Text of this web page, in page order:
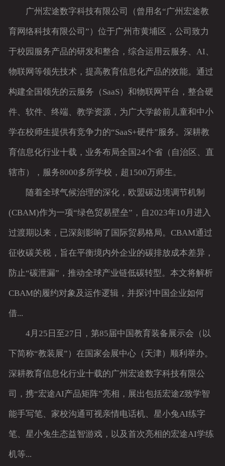
广州宏途数字科技有限公司（曾用名“广州宏途教
育网络科技有限公司”）位于广州市黄埔区，公司致力
于校园服务产品的研发和整合，综合运用云服务、AI、
物联网等领先技术，提高教育信息化产品的效能。通过
构建全国领先的云服务（SaaS）和物联网平台，整合硬
件、软件、终端、教学资源，为广大学龄前儿童和中小
学在校师生提供有竞争力的“SaaS+硬件”服务。深耕教
育信息化行业十载，业务布局全国24个省（自治区、直
辖市），服务8000多所学校，超1500万师生。
随着全球气候治理的深化，欧盟碳边境调节机制
(CBAM)作为一项“绿色贸易壁垒”，自2023年10月进入
过渡期以来，已深刻影响了国际贸易格局。CBAM通过
征收碳关税，旨在平衡境内外企业的碳排放成本差异，
防止“碳泄漏”，推动全球产业链低碳转型。本文将解析
CBAM的履约对象及运作逻辑，并探讨中国企业如何
借...
4月25日至27日，第85届中国教育装备展示会（以
下简称“教装展”）在国家会展中心（天津）顺利举办。
深耕教育信息化行业十载的广州宏途数字科技有限公
司，携“宏途AI产品矩阵”亮相，展出包括宏途Z致学智
能手写笔、家校沟通可视亲情电话机、星小兔AI练字
笔、星小兔生态益智游戏，以及首次亮相的宏途AI学练
机等...